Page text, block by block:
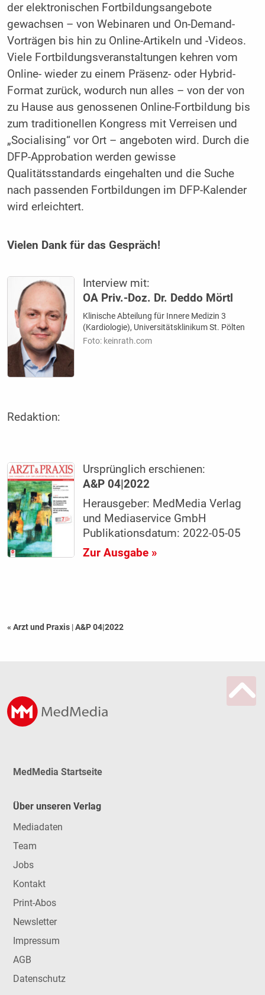
der elektronischen Fortbildungsangebote
gewachsen – von Webinaren und On-Demand-
Vorträgen bis hin zu Online-Artikeln und -Videos.
Viele Fortbildungsveranstaltungen kehren vom
Online- wieder zu einem Präsenz- oder Hybrid-
Format zurück, wodurch nun alles – von der von
zu Hause aus genossenen Online-Fortbildung bis
zum traditionellen Kongress mit Verreisen und
„Socialising“ vor Ort – angeboten wird. Durch die
DFP-Approbation werden gewisse
Qualitätsstandards eingehalten und die Suche
nach passenden Fortbildungen im DFP-Kalender
wird erleichtert.
Vielen Dank für das Gespräch!
Interview mit:
OA Priv.-Doz. Dr. Deddo Mörtl
Klinische Abteilung für Innere Medizin 3
(Kardiologie), Universitätsklinikum St. Pölten
Foto: keinrath.com
Redaktion:
Ursprünglich erschienen:
A&P 04|2022
Herausgeber: MedMedia Verlag
und Mediaservice GmbH
Publikationsdatum: 2022-05-05
Zur Ausgabe »
« Arzt und Praxis |A&P 04|2022
MedMedia Startseite
Über unseren Verlag
Mediadaten
Team
Jobs
Kontakt
Print-Abos
Newsletter
Impressum
AGB
Datenschutz